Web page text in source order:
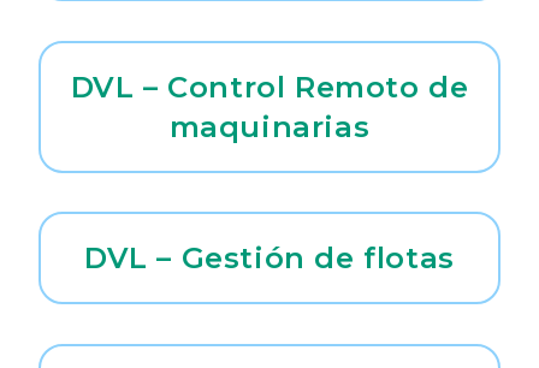
DVL – Control Remoto de
maquinarias
DVL – Gestión de flotas